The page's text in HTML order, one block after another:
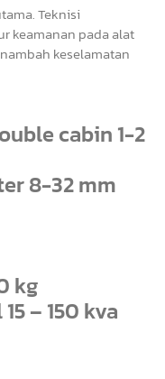
Teknisi
keamanan pada alat
keselamatan
cabin 1-2
8-32 mm
kg
– 150 kva